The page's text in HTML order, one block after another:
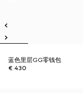
蓝色里层GG零钱包
€ 430